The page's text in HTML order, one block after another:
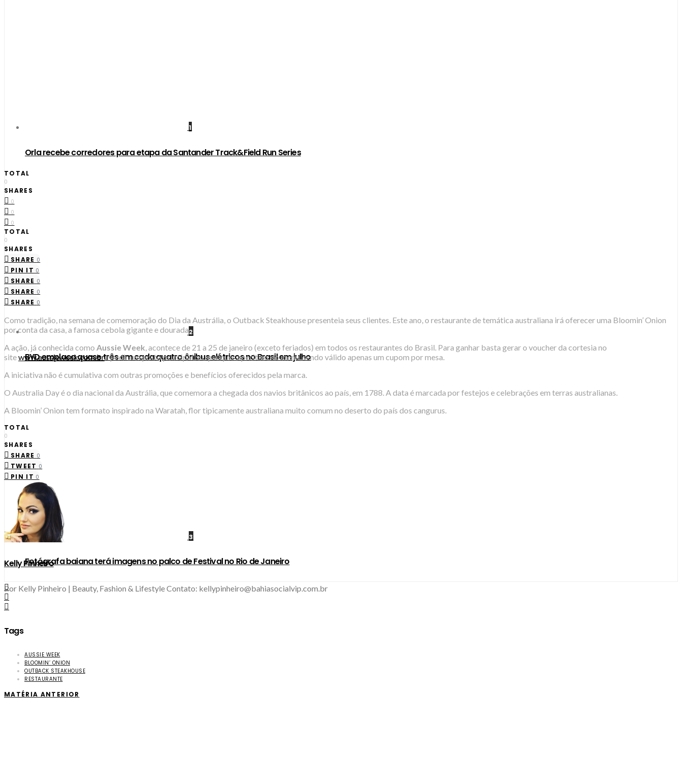
1
Orla recebe corredores para etapa da Santander Track&Field Run Series
2
BYD emplaca quase três em cada quatro ônibus elétricos no Brasil em julho
3
Fotógrafa baiana terá imagens no palco de Festival no Rio de Janeiro
TOTAL
0
SHARES
0
0
0
TOTAL
0
SHARES
SHARE 0
PIN IT 0
SHARE 0
SHARE 0
SHARE 0
Como tradição, na semana de comemoração do Dia da Austrália, o Outback Steakhouse presenteia seus clientes. Este ano, o restaurante de temática australiana irá oferecer uma Bloomin’ Onion
por conta da casa, a famosa cebola gigante e dourada.
A ação, já conhecida como Aussie Week , acontece de 21 a 25 de janeiro (exceto feriados) em todos os restaurantes do Brasil. Para ganhar basta gerar o voucher da cortesia no
sitewww.aussieweek.com.bre pedir um prato principal ou qualquer aperitivo do menu, sendo válido apenas um cupom por mesa.
A iniciativa não é cumulativa com outras promoções e benefícios oferecidos pela marca.
O Australia Day é o dia nacional da Austrália, que comemora a chegada dos navios britânicos ao país, em 1788. A data é marcada por festejos e celebrações em terras australianas.
A Bloomin’ Onion tem formato inspirado na Waratah, flor tipicamente australiana muito comum no deserto do país dos cangurus.
TOTAL
0
SHARES
SHARE 0
TWEET 0
PIN IT 0
Kelly Pinheiro
Por Kelly Pinheiro | Beauty, Fashion & Lifestyle Contato: kellypinheiro@bahiasocialvip.com.br
Tags
AUSSIE WEEK
BLOOMIN’ ONION
OUTBACK STEAKHOUSE
RESTAURANTE
MATÉRIA ANTERIOR